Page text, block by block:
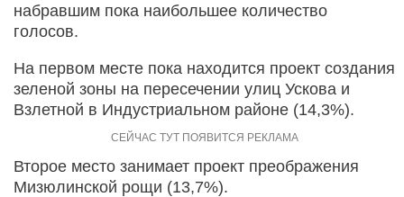
набравшим пока наибольшее количество
голосов.
На первом месте пока находится проект создания
зеленой зоны на пересечении улиц Ускова и
Взлетной в Индустриальном районе (14,3%).
Второе место занимает проект преображения
Мизюлинской рощи (13,7%).